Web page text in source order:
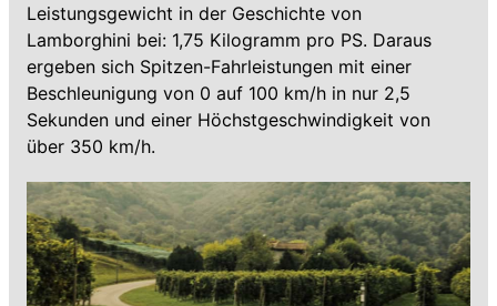
Leistungsgewicht in der Geschichte von
Lamborghini bei: 1,75 Kilogramm pro PS. Daraus
ergeben sich Spitzen-Fahrleistungen mit einer
Beschleunigung von 0 auf 100 km/h in nur 2,5
Sekunden und einer Höchstgeschwindigkeit von
über 350 km/h.